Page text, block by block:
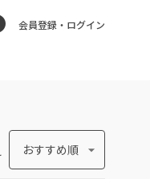
会員登録・ログイン
おすすめ順